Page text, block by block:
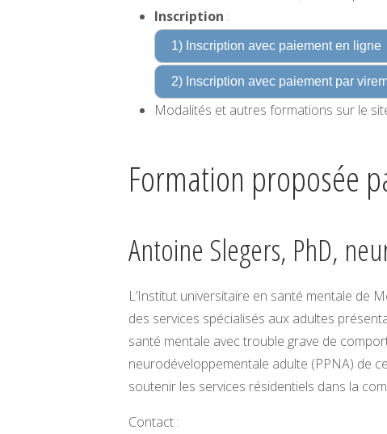
Inscription :
1) Inscription avec paiement en ligne
2) Inscription avec paiement par
Modalités et autres formations sur le
Formation proposée
Antoine Slegers, PhD,
L’Institut universitaire en santé mentale de
des services spécialisés aux adultes
santé mentale avec trouble grave de
neurodéveloppementale adulte (PPNA) de
soutenir les services résidentiels dans la
Contact :